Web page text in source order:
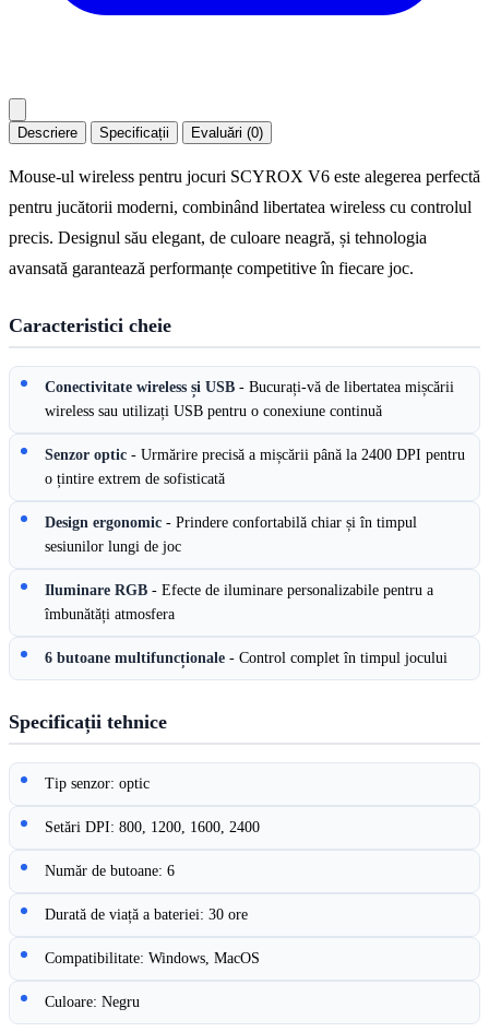
Descriere Specificații Evaluări (0)
Mouse-ul wireless pentru jocuri SCYROX V6 este alegerea perfectă
pentru jucătorii moderni, combinând libertatea wireless cu controlul
precis. Designul său elegant, de culoare neagră, și tehnologia
avansată garantează performanțe competitive în fiecare joc.
Caracteristici cheie
Conectivitate wireless și USB - Bucurați-vă de libertatea mișcării
wireless sau utilizați USB pentru o conexiune continuă
Senzor optic - Urmărire precisă a mișcării până la 2400 DPI pentru
o țintire extrem de sofisticată
Design ergonomic - Prindere confortabilă chiar și în timpul
sesiunilor lungi de joc
Iluminare RGB - Efecte de iluminare personalizabile pentru a
îmbunătăți atmosfera
6 butoane multifuncționale - Control complet în timpul jocului
Specificații tehnice
Tip senzor: optic
Setări DPI: 800, 1200, 1600, 2400
Număr de butoane: 6
Durată de viață a bateriei: 30 ore
Compatibilitate: Windows, MacOS
Culoare: Negru